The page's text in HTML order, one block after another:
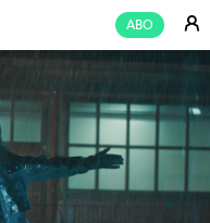
ABO E